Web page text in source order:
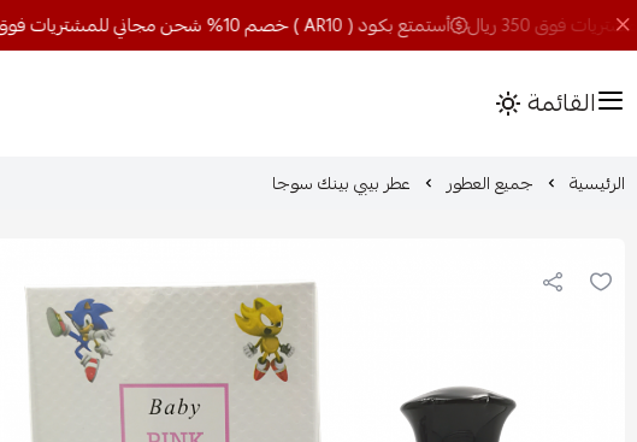
أستمتع بكود ( AR10 ) خصم 10% شحن مجاني للمشتريات فوق 350 ريال
القائمة
الرئيسية جميع العطور عطر بيبي بينك سوجا